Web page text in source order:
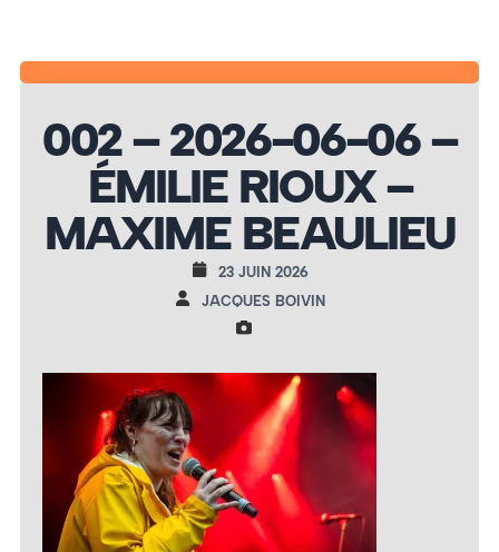
002 – 2026-06-06 –
ÉMILIE RIOUX –
MAXIME BEAULIEU
23 JUIN 2026
JACQUES BOIVIN